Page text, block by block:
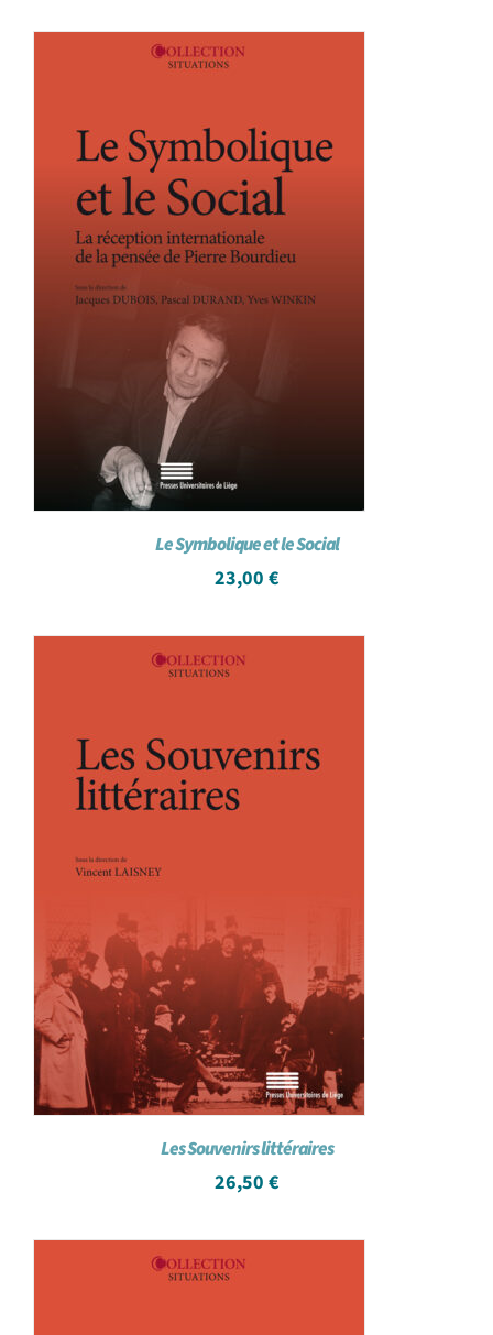
Le Symbolique et le Social
23,00 €
Les Souvenirs littéraires
26,50 €